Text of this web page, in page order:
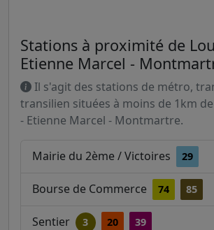
Stations à proximité de
Etienne Marcel -
Il s'agit des stations de métro,
transilien situées à moins de 1km
- Etienne Marcel - Montmartre.
Mairie du 2ème / Victoires 29
Bourse de Commerce 74 85
Sentier 3 20 39